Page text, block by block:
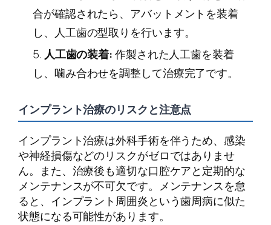
合が確認されたら、アバットメントを装着
し、人工歯の型取りを行います。
人工歯の装着:作製された人工歯を装着
し、噛み合わせを調整して治療完了です。
インプラント治療のリスクと注意点
インプラント治療は外科手術を伴うため、感染
や神経損傷などのリスクがゼロではありませ
ん。また、治療後も適切な口腔ケアと定期的な
メンテナンスが不可欠です。メンテナンスを怠
ると、インプラント周囲炎という歯周病に似た
状態になる可能性があります。